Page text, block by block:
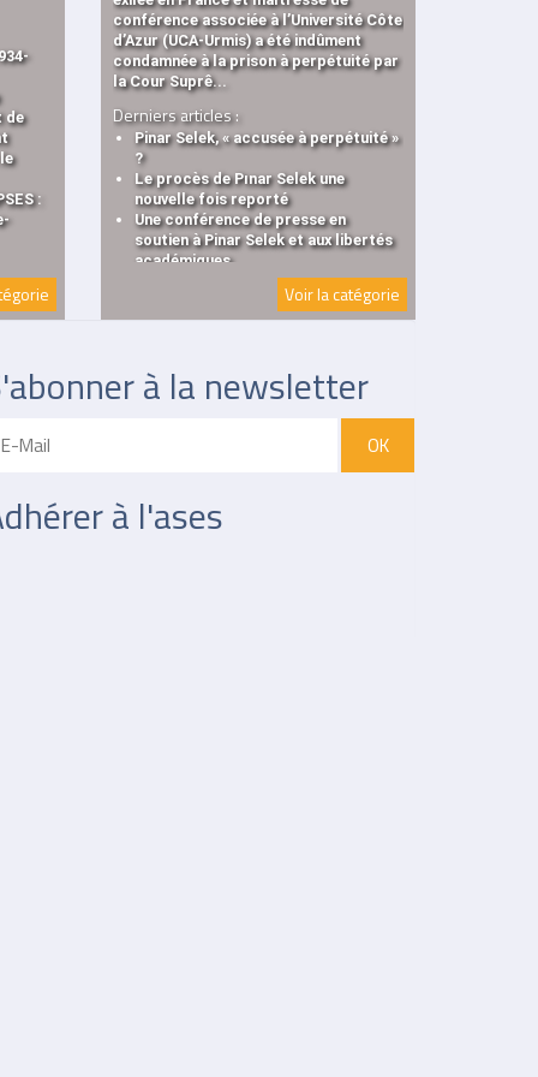
de
:
conférence associée à l’Université Côte
d’Azur (UCA-Urmis) a été indûment
condamnée à la prison à perpétuité par
la Cour Suprê...
Voir la catégorie
Derniers articles :
Pinar Selek, « accusée à perpétuité »
?
Le procès de Pınar Selek une
nouvelle fois reporté
Une conférence de presse en
soutien à Pinar Selek et aux libertés
académiques
à la newsletter
à l'ases